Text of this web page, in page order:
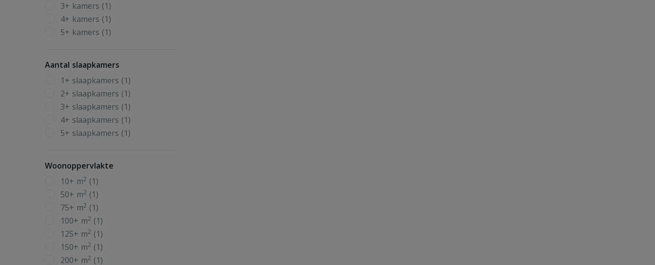
3+ kamers (1)
4+ kamers (1)
5+ kamers (1)
Aantal slaapkamers
1+ slaapkamers (1)
2+ slaapkamers (1)
3+ slaapkamers (1)
4+ slaapkamers (1)
5+ slaapkamers (1)
Woonoppervlakte
10+ m2 (1)
50+ m2 (1)
75+ m2 (1)
100+ m2 (1)
125+ m2 (1)
150+ m2 (1)
200+ m2 (1)